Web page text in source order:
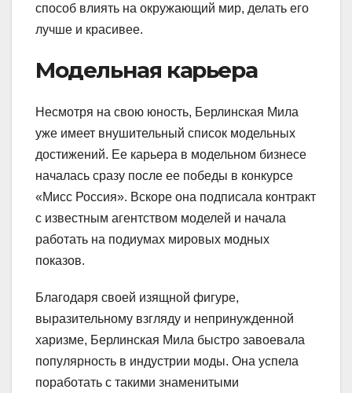
способ влиять на окружающий мир, делать его
лучше и красивее.
Модельная карьера
Несмотря на свою юность, Берлинская Мила
уже имеет внушительный список модельных
достижений. Ее карьера в модельном бизнесе
началась сразу после ее победы в конкурсе
«Мисс Россия». Вскоре она подписала контракт
с известным агентством моделей и начала
работать на подиумах мировых модных
показов.
Благодаря своей изящной фигуре,
выразительному взгляду и непринужденной
харизме, Берлинская Мила быстро завоевала
популярность в индустрии моды. Она успела
поработать с такими знаменитыми